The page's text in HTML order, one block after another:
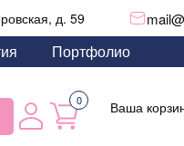
д. 59
Портфолио
0 Ваша